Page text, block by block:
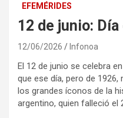
EFEMÉRIDES
12 de junio:
12/06/2026 Infonoa
El 12 de junio se celebra
que ese día, pero de
los grandes íconos de la
argentino, quien falleció el